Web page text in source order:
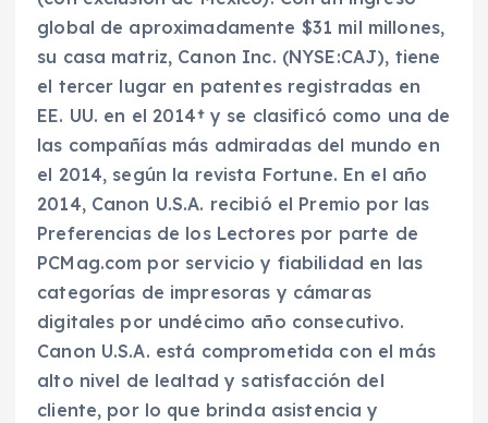
global de aproximadamente $31 mil millones,
su casa matriz, Canon Inc. (NYSE:CAJ), tiene
el tercer lugar en patentes registradas en
EE. UU. en el 2014† y se clasificó como una de
las compañías más admiradas del mundo en
el 2014, según la revista Fortune. En el año
2014, Canon U.S.A. recibió el Premio por las
Preferencias de los Lectores por parte de
PCMag.com por servicio y fiabilidad en las
categorías de impresoras y cámaras
digitales por undécimo año consecutivo.
Canon U.S.A. está comprometida con el más
alto nivel de lealtad y satisfacción del
cliente, por lo que brinda asistencia y